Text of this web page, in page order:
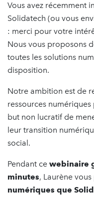
Vous avez récemment
Solidatech (ou vous
: merci pour votre
Nous vous proposons
toutes les solutions
disposition.
Notre ambition est de
ressources
but non lucratif de
leur transition
social.
Pendant ce webinaire
minutes, Laurène
numériques que